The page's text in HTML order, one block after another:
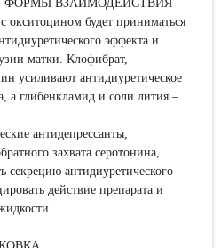
ФОРМЫ ВЗАИМОДЕЙСТВИЯ
окситоцином будет приниматься
эффекта и
матки. Клофибрат,
усиливают антидиуретическое
а глибенкламид и соли лития –
антидепрессанты,
захвата серотонина,
антидиуретического
действие препарата и